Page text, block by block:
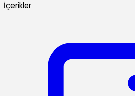
İçerikler